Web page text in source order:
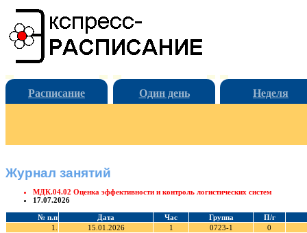
Расписание Один день Неделя
Журнал занятий
МДК.04.02 Оценка эффективности и контроль логистических систем
17.07.2026
№ п.п Дата Час Группа
П/г
1.
15.01.2026 1 0723-1
0